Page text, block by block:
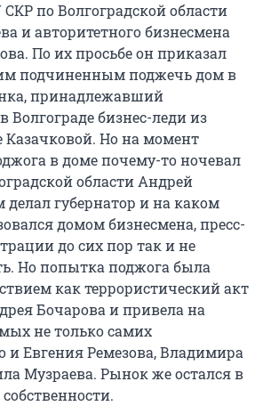
по Волгоградской области
и авторитетного бизнесмена
По их просьбе он приказал
подчиненным поджечь дом в
принадлежавший
Волгограде бизнес-леди из
Казачковой. Но на момент
в доме почему-то ночевал
области Андрей
делал губернатор и на каком
домом бизнесмена, пресс-
до сих пор так и не
Но попытка поджога была
как террористический акт
Бочарова и привела на
не только самих
и Евгения Ремезова, Владимира
Музраева. Рынок же остался в